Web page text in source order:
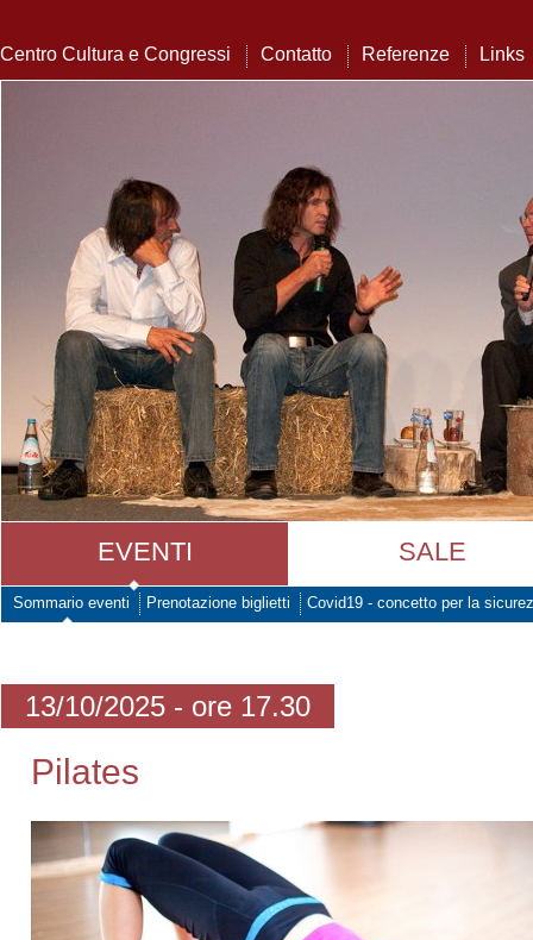
Centro Cultura e Congressi Contatto Referenze Links
EVENTI SALE
Sommario eventi Prenotazione biglietti Covid19 - concetto per la
13/10/2025 - ore 17.30
Pilates